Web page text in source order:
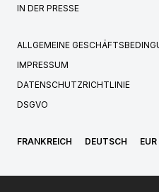
IN DER PRESSE
ALLGEMEINE
IMPRESSUM
DATENSCHUTZRICHTLINIE
DSGVO
FRANKREICH DEUTSCH EUR